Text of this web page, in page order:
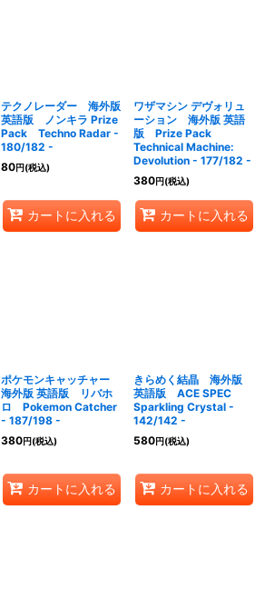
テクノレーダー 海外版
英語版 ノンキラ Prize
Pack Techno Radar -
180/182 -
80円(税込)
カートに入れる
ワザマシン デヴォリュ
ーション 海外版 英語
版 Prize Pack
Technical Machine:
Devolution - 177/182 -
380円(税込)
カートに入れる
ポケモンキャッチャー
海外版 英語版 リバホ
ロ Pokemon Catcher
- 187/198 -
380円(税込)
カートに入れる
きらめく結晶 海外版
英語版 ACE SPEC
Sparkling Crystal -
142/142 -
580円(税込)
カートに入れる